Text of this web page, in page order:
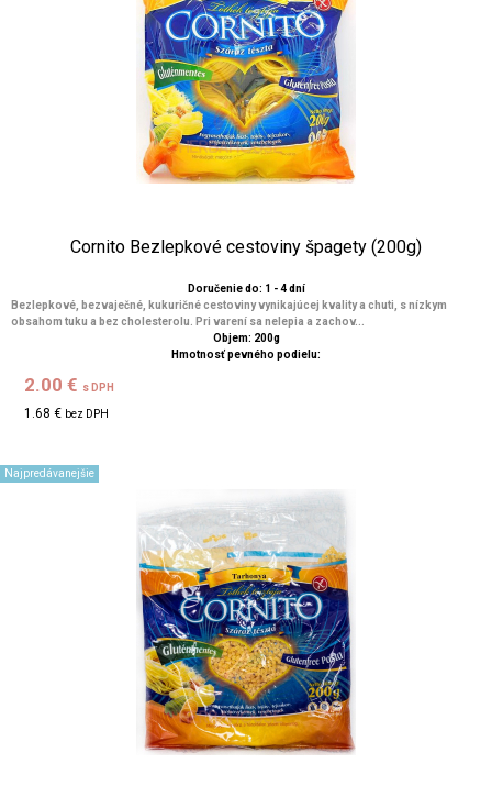
Cornito Bezlepkové cestoviny špagety (200g)
Doručenie do: 1 - 4 dní
Bezlepkové, bezvaječné, kukuričné cestoviny vynikajúcej kvality a chuti, s nízkym
obsahom tuku a bez cholesterolu. Pri varení sa nelepia a zachov...
Objem: 200g
Hmotnosť pevného podielu:
2.00 € s DPH
1.68 € bez DPH
Najpredávanejšie